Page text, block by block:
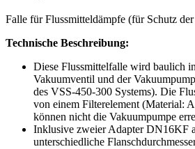
Falle für Flussmitteldämpfe (für Schutz
Technische Beschreibung:
Diese Flussmittelfalle wird baulich
Vakuumventil und der
des VSS-450-300 Systems). Die
von einem Filterelement (Material:
können nicht die Vakuumpumpe
Inklusive zweier Adapter DN16KF
unterschiedliche